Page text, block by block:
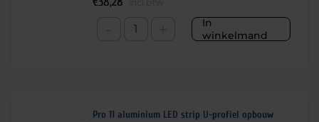
In
winkelmand
Pro 11 aluminium LED strip U-profiel opbouw